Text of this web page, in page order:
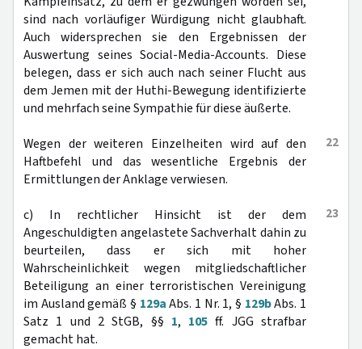
sind nach vorläufiger Würdigung nicht glaubhaft.
Auch widersprechen sie den Ergebnissen der
Auswertung seines Social-Media-Accounts. Diese
belegen, dass er sich auch nach seiner Flucht aus
dem Jemen mit der Huthi-Bewegung identifizierte
und mehrfach seine Sympathie für diese äußerte.
22
Wegen der weiteren Einzelheiten wird auf den
Haftbefehl und das wesentliche Ergebnis der
Ermittlungen der Anklage verwiesen.
23
c) In rechtlicher Hinsicht ist der dem
Angeschuldigten angelastete Sachverhalt dahin zu
beurteilen, dass er sich mit hoher
Wahrscheinlichkeit wegen mitgliedschaftlicher
Beteiligung an einer terroristischen Vereinigung
im Ausland gemäß § 129aAbs. 1 Nr. 1, § 129bAbs. 1
Satz 1 und 2 StGB, §§ 1, 105 ff. JGG strafbar
gemacht hat.